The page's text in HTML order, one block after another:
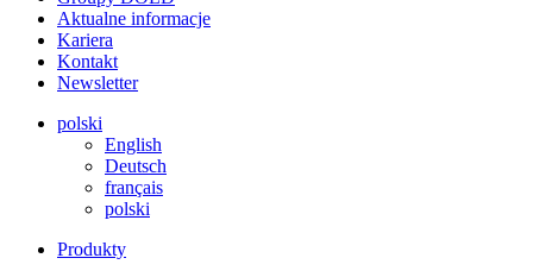
Aktualne informacje
Kariera
Kontakt
Newsletter
polski
English
Deutsch
français
polski
Produkty